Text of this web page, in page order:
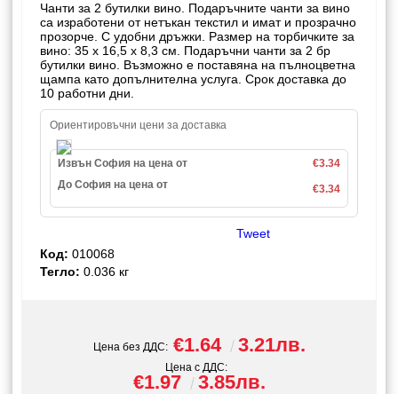
Чанти за 2 бутилки вино. Подаръчните чанти за вино
са изработени от нетъкан текстил и имат и прозрачно
прозорче. С удобни дръжки. Размер на торбичките за
вино: 35 x 16,5 x 8,3 см. Подаръчни чанти за 2 бр
бутилки вино. Възможно е поставяна на пълноцветна
щампа като допълнителна услуга. Срок доставка до
10 работни дни.
Ориентировъчни цени за доставка
Извън София на цена от
€3.34
До София на цена от
€3.34
Tweet
Код: 010068
Тегло: 0.036 кг
Цена без ДДС: €1.64 3.21лв.
Цена с ДДС:
€1.97 3.85лв.